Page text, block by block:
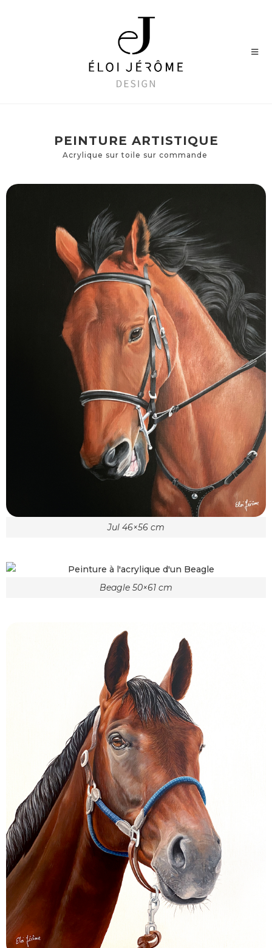
PEINTURE ARTISTIQUE
Acrylique sur toile sur commande
Jul 46×56 cm
Beagle 50×61 cm